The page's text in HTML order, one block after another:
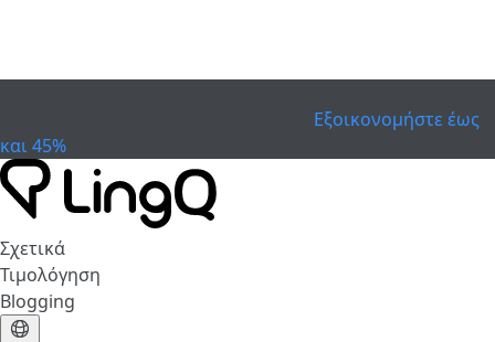
Εξοικονομήστε έως
και 45%
Σχετικά
Τιμολόγηση
Blogging